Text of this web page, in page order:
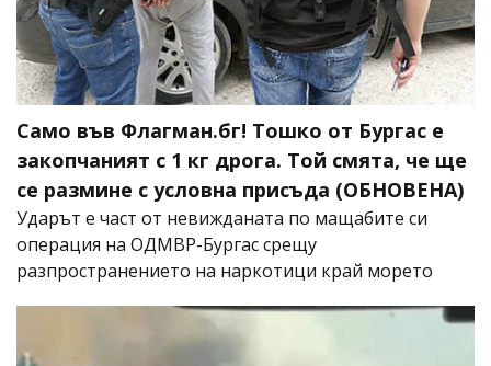
Само във Флагман.бг! Тошко от Бургас е
закопчаният с 1 кг дрога. Той смята, че ще
се размине с условна присъда (ОБНОВЕНА)
Ударът е част от невижданата по мащабите си
операция на ОДМВР-Бургас срещу
разпространението на наркотици край морето